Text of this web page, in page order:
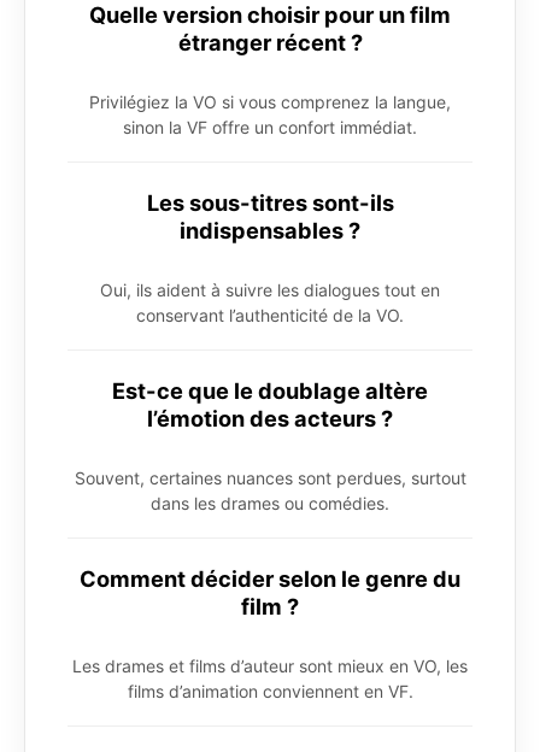
Quelle version choisir pour un film
étranger récent ?
Privilégiez la VO si vous comprenez la langue,
sinon la VF offre un confort immédiat.
Les sous-titres sont-ils
indispensables ?
Oui, ils aident à suivre les dialogues tout en
conservant l’authenticité de la VO.
Est-ce que le doublage altère
l’émotion des acteurs ?
Souvent, certaines nuances sont perdues, surtout
dans les drames ou comédies.
Comment décider selon le genre du
film ?
Les drames et films d’auteur sont mieux en VO, les
films d’animation conviennent en VF.